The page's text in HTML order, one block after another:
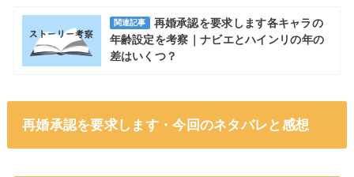
関連記事
再婚承認を要求します各キャラの
年齢設定を考察｜ナビエとハインリの年の
差はいくつ？
再婚承認を要求します・今回のネタバレと感想